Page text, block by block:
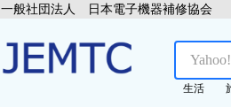
一般社団法人 日本電子機器補修協会
生活